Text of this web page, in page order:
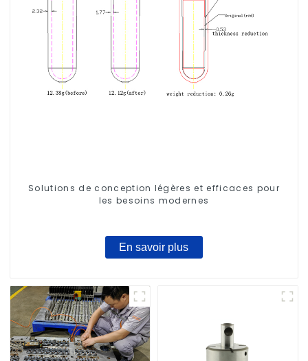
Solutions de conception légères et efficaces pour
les besoins modernes
En savoir plus